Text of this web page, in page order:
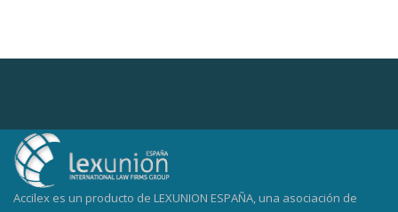
Accilex es un producto de LEXUNION ESPAÑA, una asociación de